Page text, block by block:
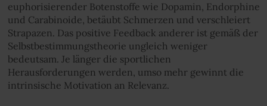
euphorisierender Botenstoffe wie Dopamin, Endorphine
und Carabinoide, betäubt Schmerzen und verschleiert
Strapazen. Das positive Feedback anderer ist gemäß der
Selbstbestimmungstheorie ungleich weniger
bedeutsam. Je länger die sportlichen
Herausforderungen werden, umso mehr gewinnt die
intrinsische Motivation an Relevanz.